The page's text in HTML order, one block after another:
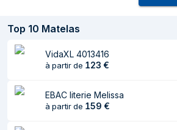
Largeur
Longueur du
Caractéristiques
Matelas en
Top 10 Matelas
VidaXL 4013416
à partir de 123 €
EBAC literie Melissa
à partir de 159 €